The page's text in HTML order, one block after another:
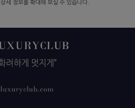
상세 정보를 확대해 보실 수 있습니다.